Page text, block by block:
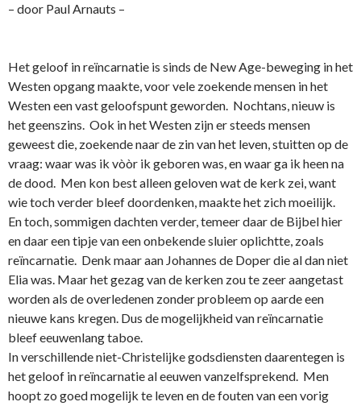
– door Paul Arnauts –
Het geloof in reïncarnatie is sinds de New Age-beweging in het
Westen opgang maakte, voor vele zoekende mensen in het
Westen een vast geloofspunt geworden. Nochtans, nieuw is
het geenszins. Ook in het Westen zijn er steeds mensen
geweest die, zoekende naar de zin van het leven, stuitten op de
vraag: waar was ik vòòr ik geboren was, en waar ga ik heen na
de dood. Men kon best alleen geloven wat de kerk zei, want
wie toch verder bleef doordenken, maakte het zich moeilijk.
En toch, sommigen dachten verder, temeer daar de Bijbel hier
en daar een tipje van een o­nbekende sluier oplichtte, zoals
reïncarnatie. Denk maar aan Johannes de Doper die al dan niet
Elia was. Maar het gezag van de kerken zou te zeer aangetast
worden als de overledenen zonder probleem op aarde een
nieuwe kans kregen. Dus de mogelijkheid van reïncarnatie
bleef eeuwenlang taboe.
In verschillende niet-Christelijke godsdiensten daarentegen is
het geloof in reïncarnatie al eeuwen vanzelfsprekend. Men
hoopt zo goed mogelijk te leven en de fouten van een vorig